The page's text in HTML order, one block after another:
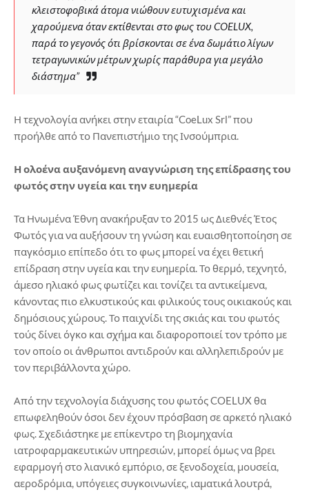
κλειστοφοβικά άτομα νιώθουν ευτυχισμένα και
χαρούμενα όταν εκτίθενται στο φως του COELUX,
παρά το γεγονός ότι βρίσκονται σε ένα δωμάτιο λίγων
τετραγωνικών μέτρων χωρίς παράθυρα για μεγάλο
διάστημα”
Η τεχνολογία ανήκει στην εταιρία “CoeLux Srl” που
προήλθε από το Πανεπιστήμιο της Ινσούμπρια.
Η ολοένα αυξανόμενη αναγνώριση της επίδρασης του
φωτός στην υγεία και την ευημερία
Τα Ηνωμένα Έθνη ανακήρυξαν το 2015 ως Διεθνές Έτος
Φωτός για να αυξήσουν τη γνώση και ευαισθητοποίηση σε
παγκόσμιο επίπεδο ότι το φως μπορεί να έχει θετική
επίδραση στην υγεία και την ευημερία. Το θερμό, τεχνητό,
άμεσο ηλιακό φως φωτίζει και τονίζει τα αντικείμενα,
κάνοντας πιο ελκυστικούς και φιλικούς τους οικιακούς και
δημόσιους χώρους. Το παιχνίδι της σκιάς και του φωτός
τούς δίνει όγκο και σχήμα και διαφοροποιεί τον τρόπο με
τον οποίο οι άνθρωποι αντιδρούν και αλληλεπιδρούν με
τον περιβάλλοντα χώρο.
Από την τεχνολογία διάχυσης του φωτός COELUX θα
επωφεληθούν όσοι δεν έχουν πρόσβαση σε αρκετό ηλιακό
φως. Σχεδιάστηκε με επίκεντρο τη βιομηχανία
ιατροφαρμακευτικών υπηρεσιών, μπορεί όμως να βρει
εφαρμογή στο λιανικό εμπόριο, σε ξενοδοχεία, μουσεία,
αεροδρόμια, υπόγειες συγκοινωνίες, ιαματικά λουτρά,